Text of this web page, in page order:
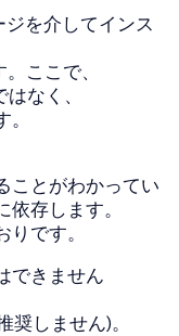
を介してインス
ここで、
なく、
ことがわかってい
存します。
です。
できません
しません)。